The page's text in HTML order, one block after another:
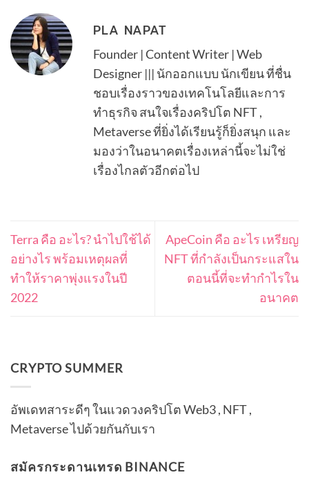
PLA NAPAT
Founder | Content Writer | Web
Designer ||| นักออกแบบ นักเขียน ที่ชื่น
ชอบเรื่องราวของเทคโนโลยีและการ
ทำธุรกิจ สนใจเรื่องคริปโต NFT ,
Metaverse ที่ยิ่งได้เรียนรู้ก็ยิ่งสนุก และ
มองว่าในอนาคตเรื่องเหล่านี้จะไม่ใช่
เรื่องไกลตัวอีกต่อไป
Terra คือ อะไร? นำไปใช้ได้
อย่างไร พร้อมเหตุผลที่
ทำให้ราคาพุ่งแรงในปี
2022
ApeCoin คือ อะไร เหรียญ
NFT ที่กำลังเป็นกระแสใน
ตอนนี้ที่จะทำกำไรใน
อนาคต
CRYPTO SUMMER
อัพเดทสาระดีๆ ในแวดวงคริปโต Web3 , NFT ,
Metaverse ไปด้วยกันกับเรา
สมัครกระดานเทรด BINANCE